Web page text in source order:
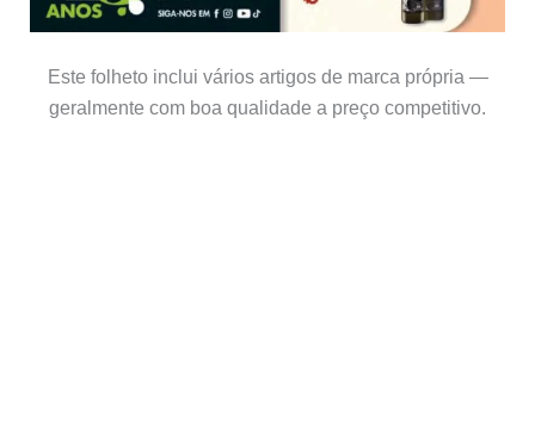
Este folheto inclui vários artigos de marca própria —
geralmente com boa qualidade a preço competitivo.